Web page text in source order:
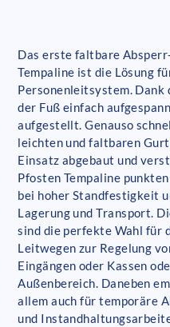
Das erste faltbare
Tempaline ist die Lösung
Personenleitsystem.
der Fuß einfach
aufgestellt. Genauso
leichten und faltbaren
Einsatz abgebaut und
Pfosten Tempaline
bei hoher Standfestigkeit
Lagerung und Transport.
sind die perfekte Wahl für
Leitwegen zur Regelung
Eingängen oder Kassen
Außenbereich. Daneben
allem auch für temporäre
und